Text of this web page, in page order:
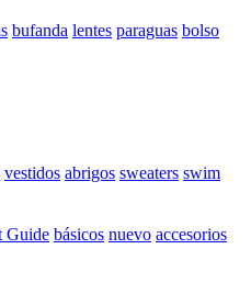
bufanda lentes paraguas bolso
vestidos abrigos sweaters swim
Guide básicos nuevo accesorios